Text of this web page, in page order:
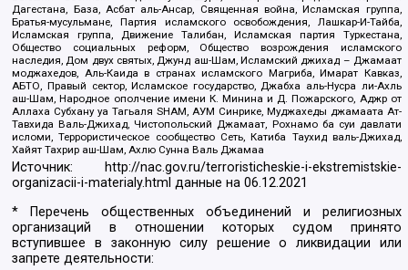
Дагестана, База, Асбат аль-Ансар, Священная война, Исламская группа,
Братья-мусульмане, Партия исламского освобождения, Лашкар-И-Тайба,
Исламская группа, Движение Талибан, Исламская партия Туркестана,
Общество социальных реформ, Общество возрождения исламского
наследия, Дом двух святых, Джунд аш-Шам, Исламский джихад – Джамаат
моджахедов, Аль-Каида в странах исламского Магриба, Имарат Кавказ,
АБТО, Правый сектор, Исламское государство, Джабха аль-Нусра ли-Ахль
аш-Шам, Народное ополчение имени К. Минина и Д. Пожарского, Аджр от
Аллаха Субхану уа Тагьаля SHAM, АУМ Синрике, Муджахеды джамаата Ат-
Тавхида Валь-Джихад, Чистопольский Джамаат, Рохнамо ба суи давлати
исломи, Террористическое сообщество Сеть, Катиба Таухид валь-Джихад,
Хайят Тахрир аш-Шам, Ахлю Сунна Валь Джамаа
Источник:
http://nac.gov.ru/terroristicheskie-i-ekstremistskie-
organizacii-i-materialy.html данные на06.12.2021
* Перечень общественных объединений и религиозных
организаций в отношении которых судом принято
вступившее в законную силу решение о ликвидации или
запрете деятельности: